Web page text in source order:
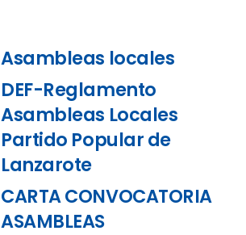
Asambleas locales
DEF-Reglamento
Asambleas Locales
Partido Popular de
Lanzarote
CARTA CONVOCATORIA
ASAMBLEAS